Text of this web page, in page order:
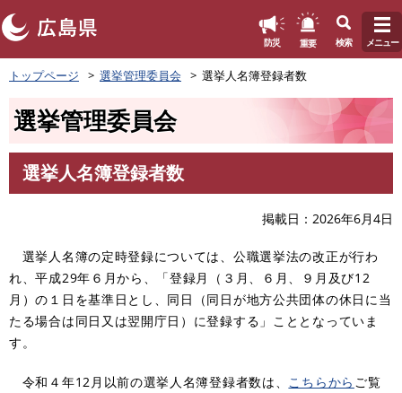
ペ
ー
頭
す
防災 重要 検索 メニュー
トップページ 選挙管理委員会 選挙人名簿登録者数
選挙管理委員会
文
選挙人名簿登録者数
掲載日 2026年6月4日
選挙人名簿の定時登録については、公職選挙法の改正が行わ
れ、平成29年６月から、「登録月（３月、６月、９月及び12
月）の１日を基準日とし、同日（同日が地方公共団体の休日に当
たる場合は同日又は翌開庁日）に登録する」こととなっていま
す。
令和４年12月以前の選挙人名簿登録者数は、 こちらから ご覧